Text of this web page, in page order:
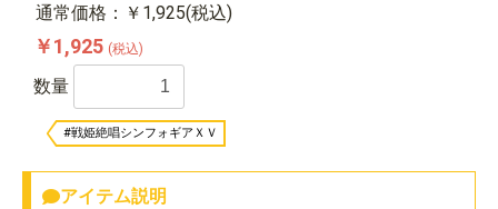
通常価格：￥1,925(税込)
￥1,925 (税込)
数量
#戦姫絶唱シンフォギアＸＶ
アイテム説明